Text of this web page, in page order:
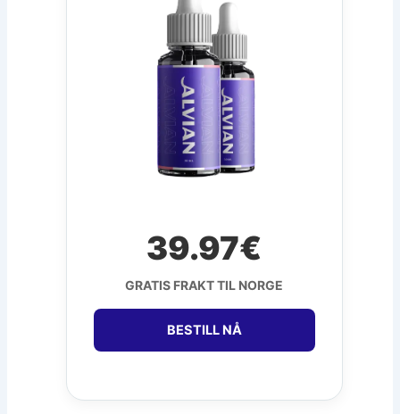
39.97€
GRATIS FRAKT TIL NORGE
BESTILL NÅ